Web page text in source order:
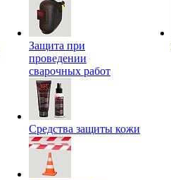
Защита при
проведении
сварочных работ
Средства защиты кожи